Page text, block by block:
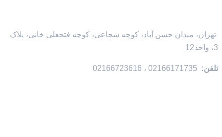
تهران، میدان حسن آباد، کوچه شجاعی، کوچه فتحعلی خانی، پلاک
3، واحد12
تلفن: